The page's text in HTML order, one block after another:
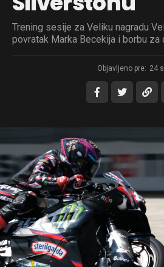
Trening sesije za Veliku nagradu
povratak Marka Becekija i borbu za
Objavljeno pre: 24